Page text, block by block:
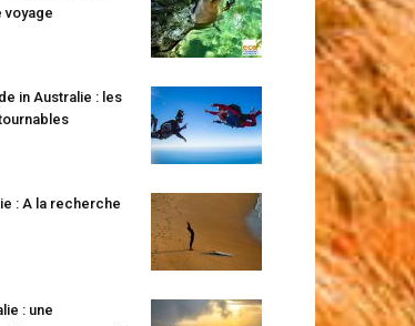
voyage
in Australie : les
: A la recherche
: une